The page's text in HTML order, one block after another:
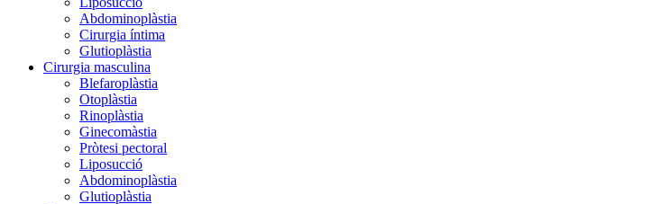
Abdominoplàstia
Cirurgia íntima
Glutioplàstia
Cirurgia masculina
Blefaroplàstia
Otoplàstia
Rinoplàstia
Ginecomàstia
Pròtesi pectoral
Liposucció
Abdominoplàstia
Glutioplàstia